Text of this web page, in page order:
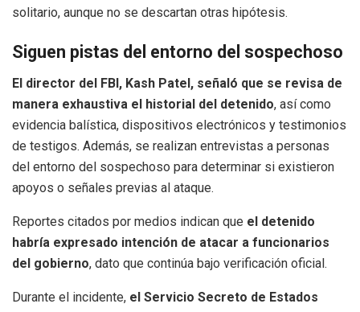
solitario, aunque no se descartan otras hipótesis.
Siguen pistas del entorno del sospechoso
El director del FBI, Kash Patel, señaló que se revisa de
manera exhaustiva el historial del detenido, así como
evidencia balística, dispositivos electrónicos y testimonios
de testigos. Además, se realizan entrevistas a personas
del entorno del sospechoso para determinar si existieron
apoyos o señales previas al ataque.
Reportes citados por medios indican que el detenido
habría expresado intención de atacar a funcionarios
del gobierno, dato que continúa bajo verificación oficial.
Durante el incidente, el Servicio Secreto de Estados